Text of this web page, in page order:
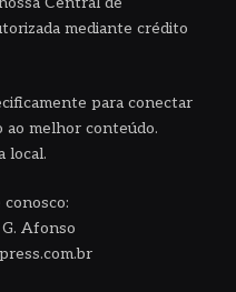
mediante crédito
para conectar
ao melhor conteúdo.
local.
conosco:
Afonso